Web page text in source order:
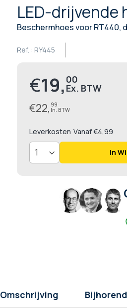
LED-drijvende
Beschermhoes voor RT440,
Ref. : RY445
€19, 00
€22, 99
Leverkosten Vanaf €4,99
In
Omschrijving